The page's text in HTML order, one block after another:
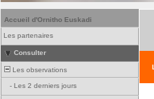
Accueil d'Ornitho Euskadi
Les partenaires
Consulter
Les observations
- Les 2 derniers jours